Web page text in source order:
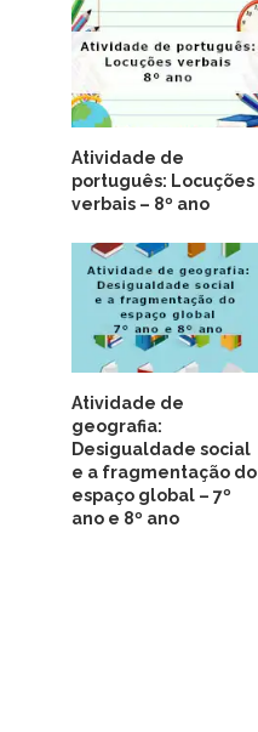
Atividade de
português: Locuções
verbais – 8º ano
Atividade de
geografia:
Desigualdade social
e a fragmentação do
espaço global – 7º
ano e 8º ano